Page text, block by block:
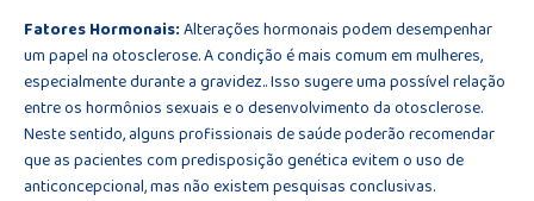
Fatores Hormonais:Alterações hormonais podem desempenhar
um papel na otosclerose. A condição é mais comum em mulheres,
especialmente durante a gravidez.. Isso sugere uma possível relação
entre os hormônios sexuais e o desenvolvimento da otosclerose.
Neste sentido, alguns profissionais de saúde poderão recomendar
que as pacientes com predisposição genética evitem o uso de
anticoncepcional, mas não existem pesquisas conclusivas.